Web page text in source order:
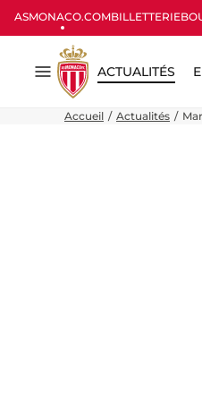
ASMONACO.COMBILLETTERIE
Menu
ACTUALITÉS
Accueil Actualités